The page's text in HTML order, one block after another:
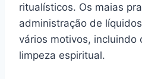
ritualísticos. Os maias
administração de
vários motivos, incluindo
limpeza espiritual.